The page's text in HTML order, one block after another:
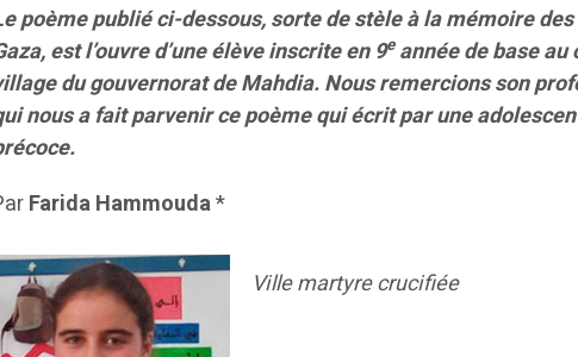
poème publié ci-dessous, sorte de stèle à la mémoire
est l’ouvre d’une élève inscrite en 9eannée de base au
du gouvernorat de Mahdia. Nous remercions son
nous a fait parvenir ce poème qui écrit par une
Farida Hammouda*
Ville martyre crucifiée